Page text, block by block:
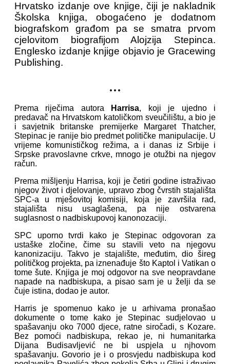
Hrvatsko izdanje ove knjige, čiji je nakladnik
Školska knjiga, obogaćeno je dodatnom
biografskom građom pa se smatra prvom
cjelovitom biografijom Alojzija Stepinca.
Englesko izdanje knjige objavio je Gracewing
Publishing.
...
Prema riječima autora Harrisa, koji je ujedno i
predavač na Hrvatskom katoličkom sveučilištu, a bio je
i savjetnik britanske premijerke Margaret Thatcher,
Stepinac je ranije bio predmet političke manipulacije. U
vrijeme komunističkog režima, a i danas iz Srbije i
Srpske pravoslavne crkve, mnogo je otužbi na njegov
račun.
Prema mišljenju Harrisa, koji je četiri godine istraživao
njegov život i djelovanje, upravo zbog čvrstih stajališta
SPC-a u mješovitoj komisiji, koja je završila rad,
stajališta nisu usaglašena, pa nije ostvarena
suglasnost o nadbiskupovoj kanonozaciji.
SPC uporno tvrdi kako je Stepinac odgovoran za
ustaške zločine, čime su stavili veto na njegovu
kanonizaciju. Takvo je stajalište, međutim, dio šireg
političkog projekta, pa iznenađuje što Kaptol i Vatikan o
tome šute. Knjiga je moj odgovor na sve neopravdane
napade na nadbiskupa, a pisao sam je u želji da se
čuje istina, dodao je autor.
Harris je spomenuo kako je u arhivama pronašao
dokumente o tome kako je Stepinac sudjelovao u
spašavanju oko 7000 djece, ratne siročadi, s Kozare.
Bez pomoći nadbiskupa, rekao je, ni humanitarka
Dijana Budisavljević ne bi uspjela u njhovom
spašavanju. Govorio je i o prosvjedu nadbiskupa kod